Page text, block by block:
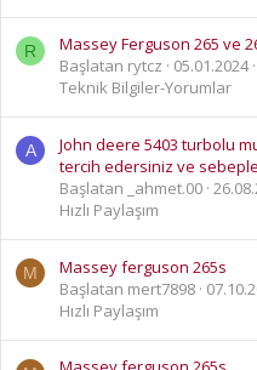
R
Massey Ferguson 265 ve
Başlatan rytcz
05.01.2024
Teknik Bilgiler-Yorumlar
A
John deere 5403 turbolu
tercih edersiniz ve
Başlatan _ahmet.00
Hızlı Paylaşım
M
Massey ferguson 265s
Başlatan mert7898
Hızlı Paylaşım